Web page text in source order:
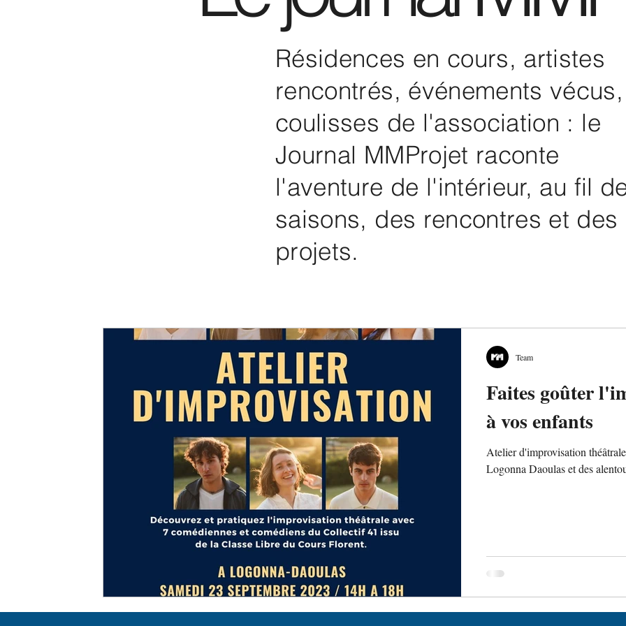
Résidences en cours, artistes
rencontrés, événements vécus,
coulisses de l'association : le
Journal MMProjet raconte
l'aventure de l'intérieur, au fil
saisons, des rencontres et des
projets.
Faites goûter
à vos enfants
Atelier d'improvisation
Logonna Daoulas et des
Team